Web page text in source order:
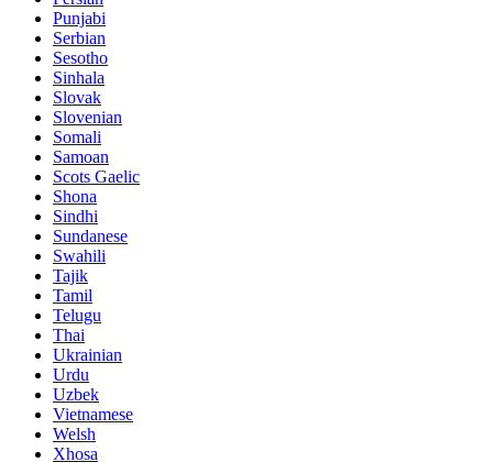
Punjabi
Serbian
Sesotho
Sinhala
Slovak
Slovenian
Somali
Samoan
Scots Gaelic
Shona
Sindhi
Sundanese
Swahili
Tajik
Tamil
Telugu
Thai
Ukrainian
Urdu
Uzbek
Vietnamese
Welsh
Xhosa